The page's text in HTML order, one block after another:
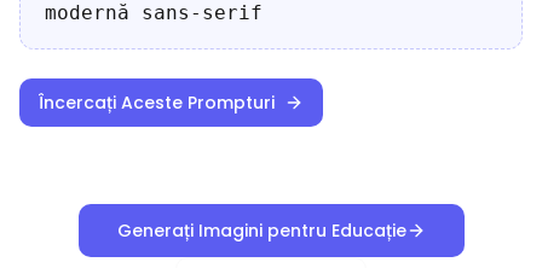
modernă sans-serif
Încercați Aceste Prompturi
Generați Imagini pentru Educație